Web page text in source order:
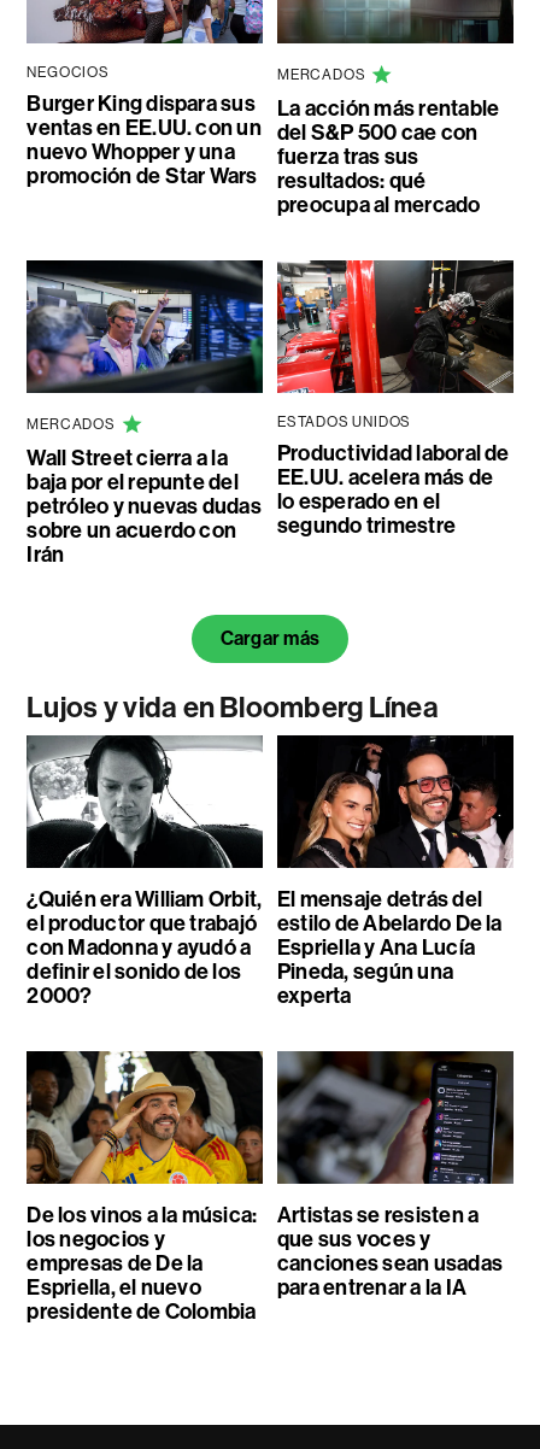
NEGOCIOS
Burger King dispara sus
ventas en EE.UU. con un
nuevo Whopper y una
promoción de Star Wars
MERCADOS
La acción más rentable
del S&P 500 cae con
fuerza tras sus
resultados: qué
preocupa al mercado
MERCADOS
Wall Street cierra a la
baja por el repunte del
petróleo y nuevas dudas
sobre un acuerdo con
Irán
ESTADOS UNIDOS
Productividad laboral de
EE.UU. acelera más de
lo esperado en el
segundo trimestre
Cargar más
Lujos y vida en Bloomberg Línea
¿Quién era William Orbit,
el productor que trabajó
con Madonna y ayudó a
definir el sonido de los
2000?
El mensaje detrás del
estilo de Abelardo De la
Espriella y Ana Lucía
Pineda, según una
experta
De los vinos a la música:
los negocios y
empresas de De la
Espriella, el nuevo
presidente de Colombia
Artistas se resisten a
que sus voces y
canciones sean usadas
para entrenar a la IA